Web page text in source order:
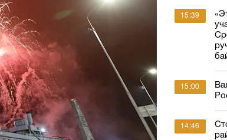
15:39
15:00
14:46